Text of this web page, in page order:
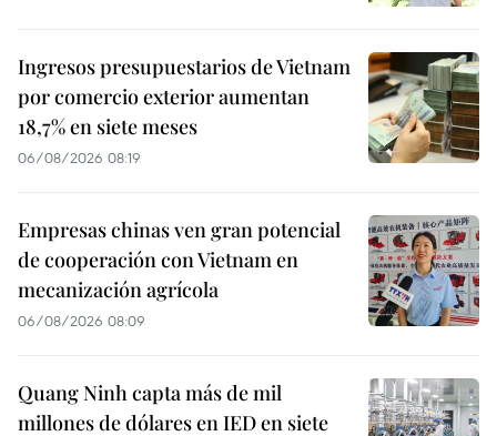
Ingresos presupuestarios de Vietnam
por comercio exterior aumentan
18,7% en siete meses
06/08/2026 08:19
Empresas chinas ven gran potencial
de cooperación con Vietnam en
mecanización agrícola
06/08/2026 08:09
Quang Ninh capta más de mil
millones de dólares en IED en siete